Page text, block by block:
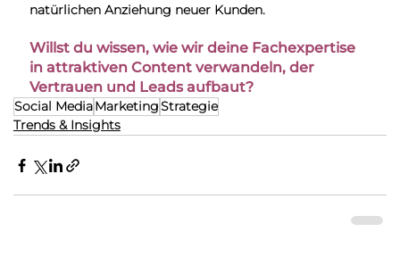
natürlichen Anziehung neuer Kunden.
Willst du wissen, wie wir deine Fachexpertise
in attraktiven Content verwandeln, der
Vertrauen und Leads aufbaut?
Social MediaMarketingStrategie
Trends & Insights